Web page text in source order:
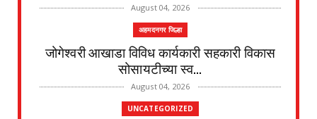
August 04, 2026
अहमदनगर जिल्हा
जोगेश्वरी आखाडा विविध कार्यकारी सहकारी विकास
सोसायटीच्या स्व...
August 04, 2026
UNCATEGORIZED